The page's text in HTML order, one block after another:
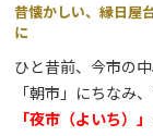
昔懐かしい、縁日屋
に
ひと昔前、今市の
「朝市」にちなみ
「夜市（よいち）